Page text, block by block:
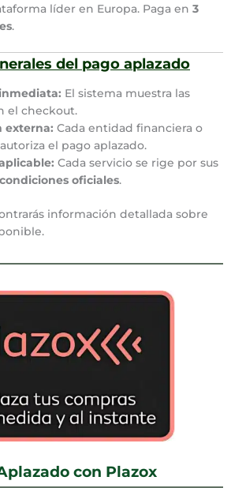
líder en Europa. Paga en 3
.
del pago aplazado
El sistema muestra las
el checkout.
externa: Cada entidad financiera o
el pago aplazado.
Cada servicio se rige por sus
oficiales.
información detallada sobre
con Plazox